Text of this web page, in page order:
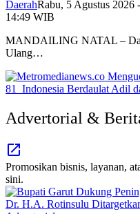
DaerahRabu, 5 Agustus 2026
14:49 WIB
MANDAILING NATAL –
Ulang…
Advertorial &
Promosikan bisnis, layanan,
sini.